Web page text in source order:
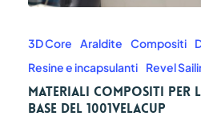
per
la
nautica:
la
base
3D Core Araldite Compositi
Resine e incapsulanti
Revel
Materiali compositi per
base del 1001VELAcup